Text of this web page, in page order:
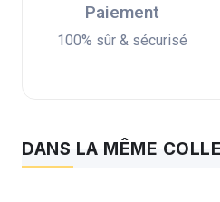
Paiement
100% sûr & sécurisé
DANS LA MÊME